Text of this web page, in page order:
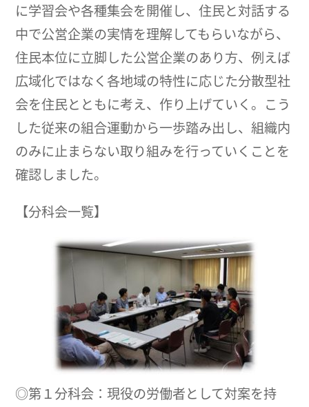
に学習会や各種集会を開催し、住民と対話する
中で公営企業の実情を理解してもらいながら、
住民本位に立脚した公営企業のあり方、例えば
広域化ではなく各地域の特性に応じた分散型社
会を住民とともに考え、作り上げていく。こう
した従来の組合運動から一歩踏み出し、組織内
のみに止まらない取り組みを行っていくことを
確認しました。
【分科会一覧】
◎第１分科会：現役の労働者として対案を持